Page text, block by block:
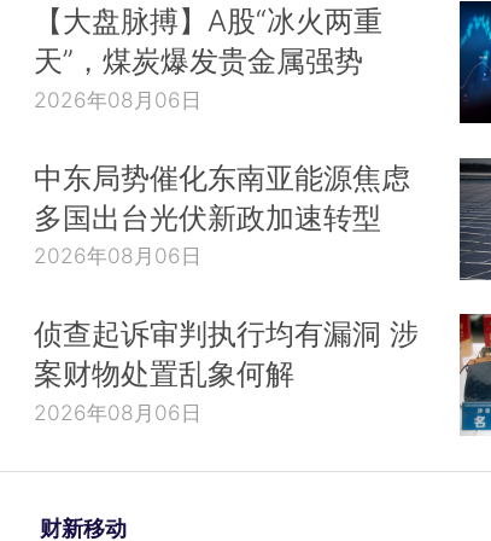
【大盘脉搏】A股“冰火两重
天”，煤炭爆发贵金属强势
2026年08月06日
中东局势催化东南亚能源焦虑
多国出台光伏新政加速转型
2026年08月06日
侦查起诉审判执行均有漏洞 涉
案财物处置乱象何解
2026年08月06日
财新移动